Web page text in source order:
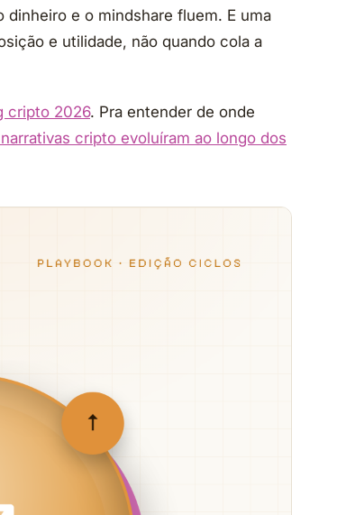
e o mindshare fluem. E uma
e utilidade, não quando cola a
cripto 2026. Pra entender de onde
cripto evoluíram ao longo dos